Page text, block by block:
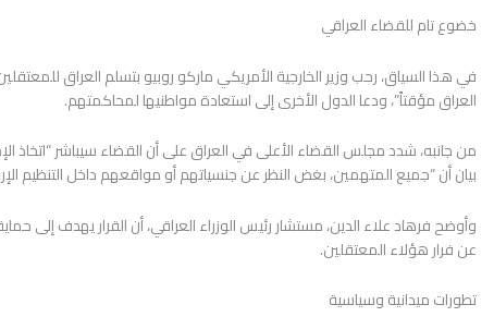
خضوع تام للقضاء العراقي
في هذا السياق، رحب وزير الخارجية الأمريكي ماركو روبيو بتسلم العراق
العراق مؤقتاً”، ودعا الدول الأخرى إلى استعادة مواطنيها لمحاكمتهم.
من جانبه، شدد مجلس القضاء الأعلى في العراق على أن القضاء سيباشر “اتخاذ
بيان أن “جميع المتهمين، بغض النظر عن جنسياتهم أو مواقعهم داخل التنظيم
وأوضح فرهاد علاء الدين، مستشار رئيس الوزراء العراقي، أن القرار يهدف
عن فرار هؤلاء المعتقلين.
تطورات ميدانية وسياسية